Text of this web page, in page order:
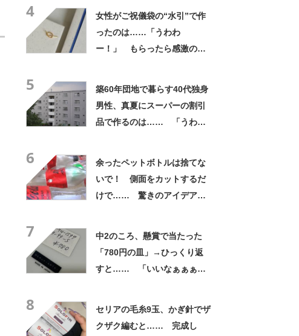
4
女性がご祝儀袋の“水引”で作
ったのは……「うわわ
ー！」 もらったら感激のデ
5
築60年団地で暮らす40代独身
男性、真夏にスーパーの割引
品で作るのは…… 「うわ
6
余ったペットボトルは捨てな
いで！ 側面をカットするだ
けで…… 驚きのアイデアに
7
中2のころ、懸賞で当たった
「780円の皿」→ひっくり返
すと…… 「いいなぁぁぁぁ
8
セリアの毛糸9玉、かぎ針でザ
クザク編むと…… 完成し